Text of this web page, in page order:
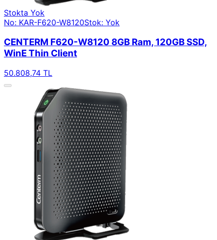
Stokta Yok
No: KAR-F620-W8120Stok: Yok
CENTERM F620-W8120 8GB Ram, 120GB SSD,
WinE Thin Client
50.808,74 TL